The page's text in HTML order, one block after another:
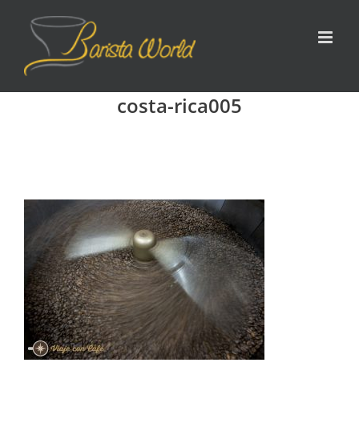
Inhalt
springen
costa-rica005